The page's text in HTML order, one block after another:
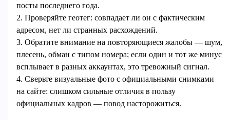
посты последнего года.
2. Проверяйте геотег: совпадает ли он с фактическим
адресом, нет ли странных расхождений.
3. Обратите внимание на повторяющиеся жалобы — шум,
плесень, обман с типом номера; если один и тот же минус
всплывает в разных аккаунтах, это тревожный сигнал.
4. Сверьте визуальные фото с официальными снимками
на сайте: слишком сильные отличия в пользу
официальных кадров — повод насторожиться.